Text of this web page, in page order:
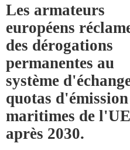
Les armateurs
européens
des dérogations
permanentes au
système
quotas d'émission
maritimes de l'UE
après 2030.